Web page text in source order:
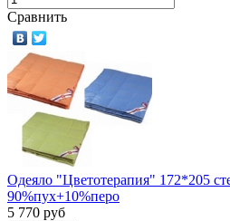
Сравнить
Одеяло "Цветотерапия" 172*205
90%пух+10%перо
5 770 руб